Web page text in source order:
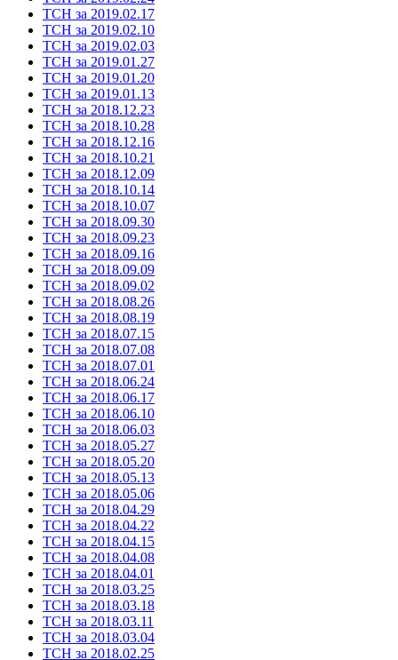
ТСН за 2019.02.17
ТСН за 2019.02.10
ТСН за 2019.02.03
ТСН за 2019.01.27
ТСН за 2019.01.20
ТСН за 2019.01.13
ТСН за 2018.12.23
ТСН за 2018.10.28
ТСН за 2018.12.16
ТСН за 2018.10.21
ТСН за 2018.12.09
ТСН за 2018.10.14
ТСН за 2018.10.07
ТСН за 2018.09.30
ТСН за 2018.09.23
ТСН за 2018.09.16
ТСН за 2018.09.09
ТСН за 2018.09.02
ТСН за 2018.08.26
ТСН за 2018.08.19
ТСН за 2018.07.15
ТСН за 2018.07.08
ТСН за 2018.07.01
ТСН за 2018.06.24
ТСН за 2018.06.17
ТСН за 2018.06.10
ТСН за 2018.06.03
ТСН за 2018.05.27
ТСН за 2018.05.20
ТСН за 2018.05.13
ТСН за 2018.05.06
ТСН за 2018.04.29
ТСН за 2018.04.22
ТСН за 2018.04.15
ТСН за 2018.04.08
ТСН за 2018.04.01
ТСН за 2018.03.25
ТСН за 2018.03.18
ТСН за 2018.03.11
ТСН за 2018.03.04
ТСН за 2018.02.25